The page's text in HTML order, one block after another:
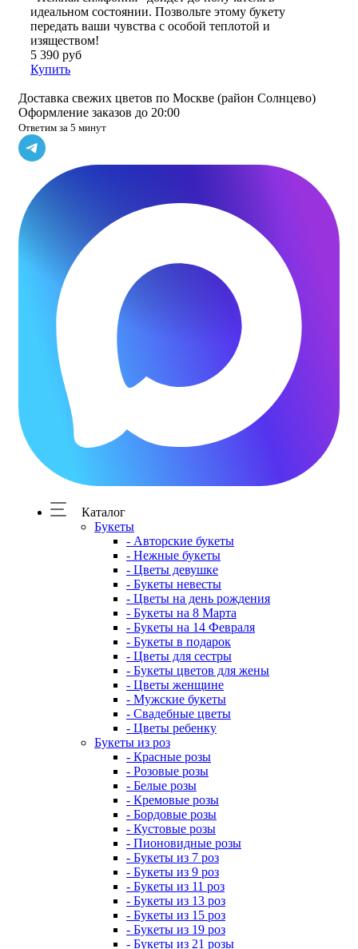
идеальном состоянии. Позвольте этому букету
передать ваши чувства с особой теплотой и
изяществом!
5 390 руб
Купить
Доставка свежих цветов по Москве (район Солнцево)
Оформление заказов до 20:00
Ответим за 5 минут
Каталог
Букеты
- Авторские букеты
- Нежные букеты
- Цветы девушке
- Букеты невесты
- Цветы на день рождения
- Букеты на 8 Марта
- Букеты на 14 Февраля
- Букеты в подарок
- Цветы для сестры
- Букеты цветов для жены
- Цветы женщине
- Мужские букеты
- Свадебные цветы
- Цветы ребенку
Букеты из роз
- Красные розы
- Розовые розы
- Белые розы
- Кремовые розы
- Бордовые розы
- Кустовые розы
- Пионовидные розы
- Букеты из 7 роз
- Букеты из 9 роз
- Букеты из 11 роз
- Букеты из 13 роз
- Букеты из 15 роз
- Букеты из 19 роз
- Букеты из 21 розы